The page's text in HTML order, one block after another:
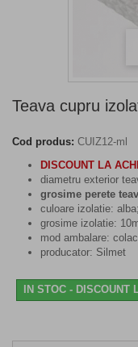
Teava cupru
Cod produs: CUIZ12-ml
DISCOUNT LA
diametru exterior
grosime perete
culoare izolatie: alba;
grosime izolatie:
mod ambalare:
producator: Silmet
IN STOC - DISCOUNT